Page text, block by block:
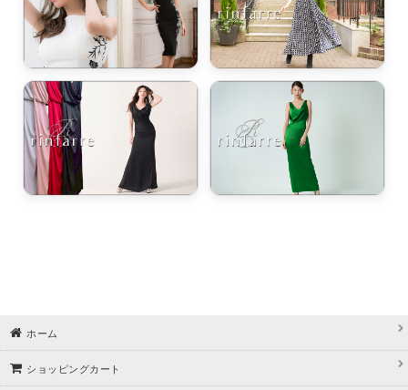
ホーム
ショッピングカート